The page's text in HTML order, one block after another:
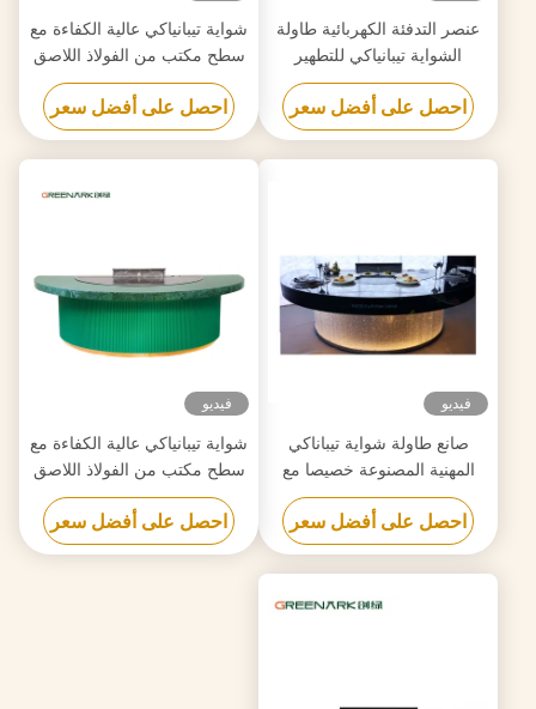
عنصر التدفئة الكهربائية طاولة
الشواية تيبانياكي للتطهير
مخصصة لمتطلباتك
احصل على أفضل سعر
شواية تيبانياكي عالية الكفاءة مع
سطح مكتب من الفولاذ اللاصق
الصف الغذائي 20 مم وتسخين
ذكي
احصل على أفضل سعر
فيديو
صانع طاولة شواية تيباناكي
المهنية المصنوعة خصيصا مع
تصميم مجاني موثوق بها
احصل على أفضل سعر
فيديو
شواية تيبانياكي عالية الكفاءة مع
سطح مكتب من الفولاذ اللاصق
الصف الغذائي 20 مم وتسخين
ذكي
احصل على أفضل سعر